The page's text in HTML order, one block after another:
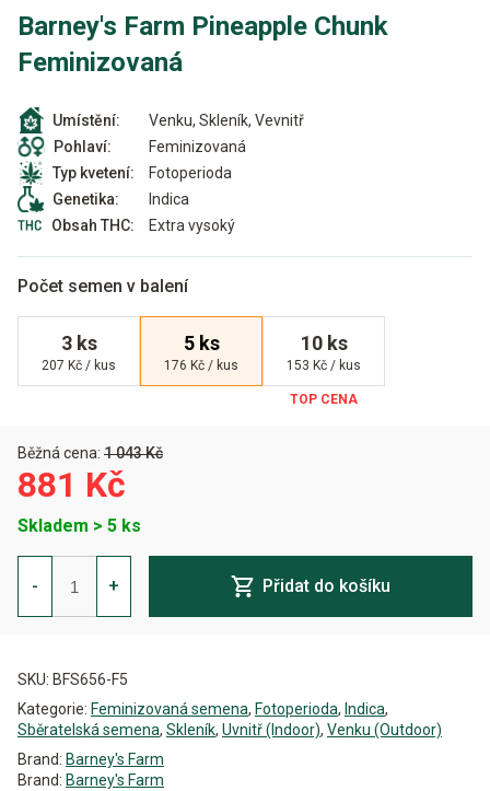
Barney's Farm Pineapple Chunk
Feminizovaná
Umístění:
Venku, Skleník, Vevnitř
Pohlaví:
Feminizovaná
Typ kvetení:
Fotoperioda
Genetika:
Indica
Obsah THC:
Extra vysoký
Počet semen v balení
3 ks
207 Kč / kus
5 ks
176 Kč / kus
10 ks
153 Kč / kus
Běžná cena: 1 043 Kč
881 Kč
Skladem > 5 ks
-
Pineapple
Chunk
Feminizovaná
množství
+ Přidat do košíku
SKU: BFS656-F5
Kategorie: Feminizovaná semena, Fotoperioda, Indica,
Sběratelská semena, Skleník, Uvnitř (Indoor), Venku (Outdoor)
Brand: Barney's Farm
Brand: Barney's Farm